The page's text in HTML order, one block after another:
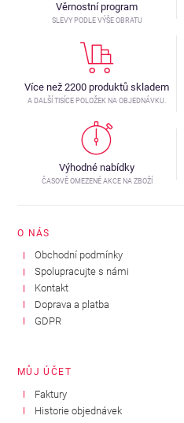
Věrnostní program
SLEVY PODLE VÝŠE OBRATU
Více než 2200 produktů skladem
A DALŠÍ TISÍCE POLOŽEK NA OBJEDNÁVKU.
Výhodné nabídky
ČASOVĚ OMEZENÉ AKCE NA ZBOŽÍ
O NÁS
Obchodní podmínky
Spolupracujte s námi
Kontakt
Doprava a platba
GDPR
MŮJ ÚČET
Faktury
Historie objednávek